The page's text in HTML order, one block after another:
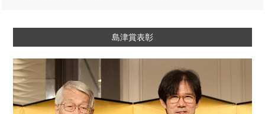
島津賞表彰